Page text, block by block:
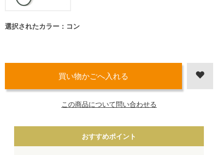
選択されたカラー：コン
この商品について問い合わせる
おすすめポイント